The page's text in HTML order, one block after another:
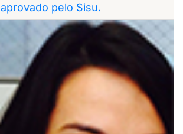
aprovado pelo Sisu.